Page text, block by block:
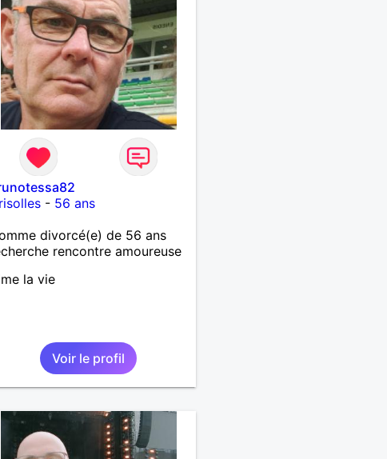
- 56 ans
divorcé(e) de 56 ans
rencontre amoureuse
la vie
Voir le profil